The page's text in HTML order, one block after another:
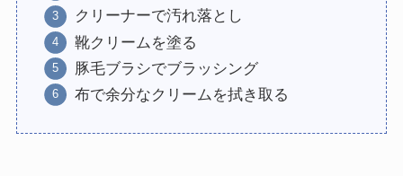
クリーナーで汚れ落とし
靴クリームを塗る
豚毛ブラシでブラッシング
布で余分なクリームを拭き取る